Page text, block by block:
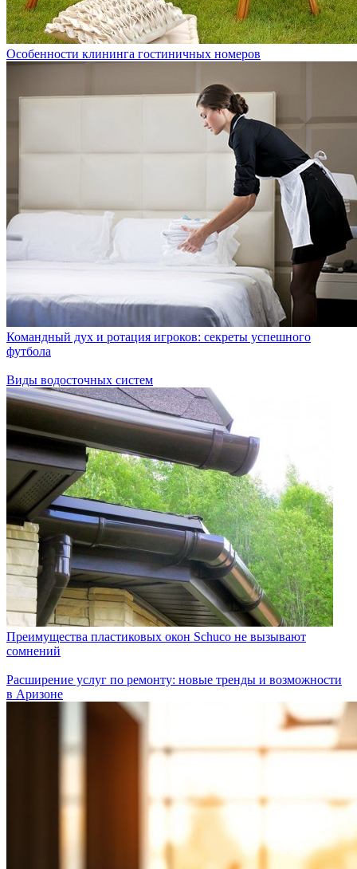
Особенности клининга гостиничных номеров
Командный дух и ротация игроков: секреты успешного
футбола
Виды водосточных систем
Преимущества пластиковых окон Schuco не вызывают
сомнений
Расширение услуг по ремонту: новые тренды и возможности
в Аризоне